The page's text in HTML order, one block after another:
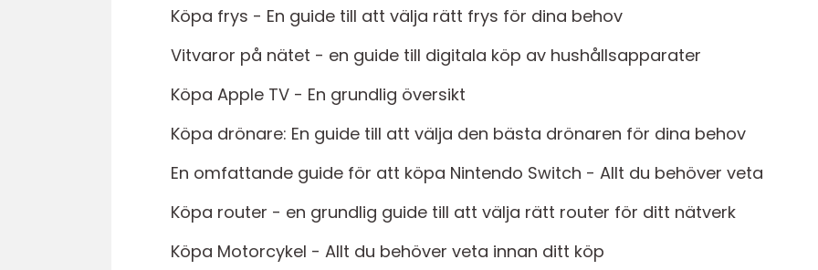
Köpa frys - En guide till att välja rätt frys för dina behov
Vitvaror på nätet - en guide till digitala köp av hushållsapparater
Köpa Apple TV - En grundlig översikt
Köpa drönare: En guide till att välja den bästa drönaren för dina behov
En omfattande guide för att köpa Nintendo Switch - Allt du behöver veta
Köpa router - en grundlig guide till att välja rätt router för ditt nätverk
Köpa Motorcykel - Allt du behöver veta innan ditt köp